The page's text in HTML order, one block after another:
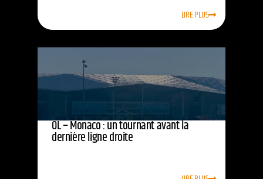
LIRE PLUS
OL – Monaco : un tournant avant la
dernière ligne droite